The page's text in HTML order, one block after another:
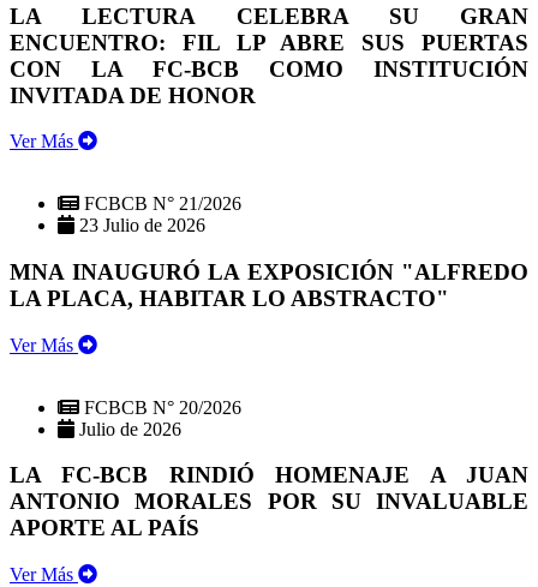
LA LECTURA CELEBRA SU GRAN
ENCUENTRO: FIL LP ABRE SUS PUERTAS
CON LA FC-BCB COMO INSTITUCIÓN
INVITADA DE HONOR
Ver Más
FCBCB N° 21/2026
23 Julio de 2026
MNA INAUGURÓ LA EXPOSICIÓN "ALFREDO
LA PLACA, HABITAR LO ABSTRACTO"
Ver Más
FCBCB N° 20/2026
Julio de 2026
LA FC-BCB RINDIÓ HOMENAJE A JUAN
ANTONIO MORALES POR SU INVALUABLE
APORTE AL PAÍS
Ver Más